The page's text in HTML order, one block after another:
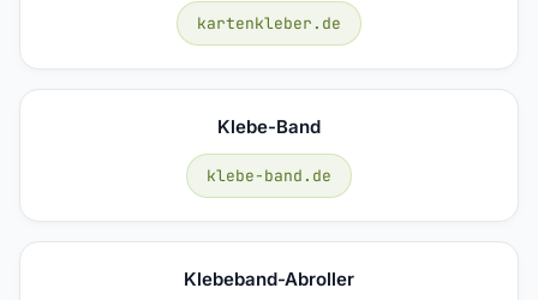
kartenkleber.de
Klebe-Band
klebe-band.de
Klebeband-Abroller